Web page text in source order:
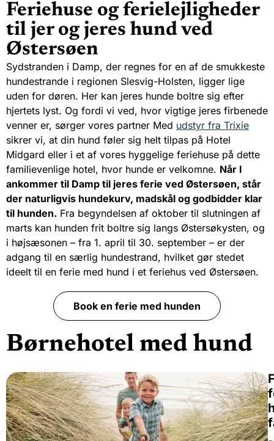
Feriehuse og ferielejligheder
til jer og jeres hund ved
Østersøen
Sydstranden i Damp, der regnes for en af de smukkeste
hundestrande i regionen Slesvig-Holsten, ligger lige
uden for døren. Her kan jeres hunde boltre sig efter
hjertets lyst. Og fordi vi ved, hvor vigtige jeres firbenede
venner er, sørger vores partner Med udstyr fra Trixie
sikrer vi, at din hund føler sig helt tilpas på Hotel
Midgard eller i et af vores hyggelige feriehuse på dette
familievenlige hotel, hvor hunde er velkomne. Når I
ankommer til Damp til jeres ferie ved Østersøen, står
der naturligvis hundekurv, madskål og godbidder klar
til hunden. Fra begyndelsen af ​​oktober til slutningen af ​​
marts kan hunden frit boltre sig langs Østersøkysten, og
i højsæsonen – fra 1. april til 30. september – er der
adgang til en særlig hundestrand, hvilket gør stedet
ideelt til en ferie med hund i et feriehus ved Østersøen.
Book en ferie med hunden
Børnehotel med hund